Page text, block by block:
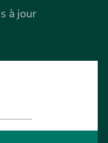
à jour